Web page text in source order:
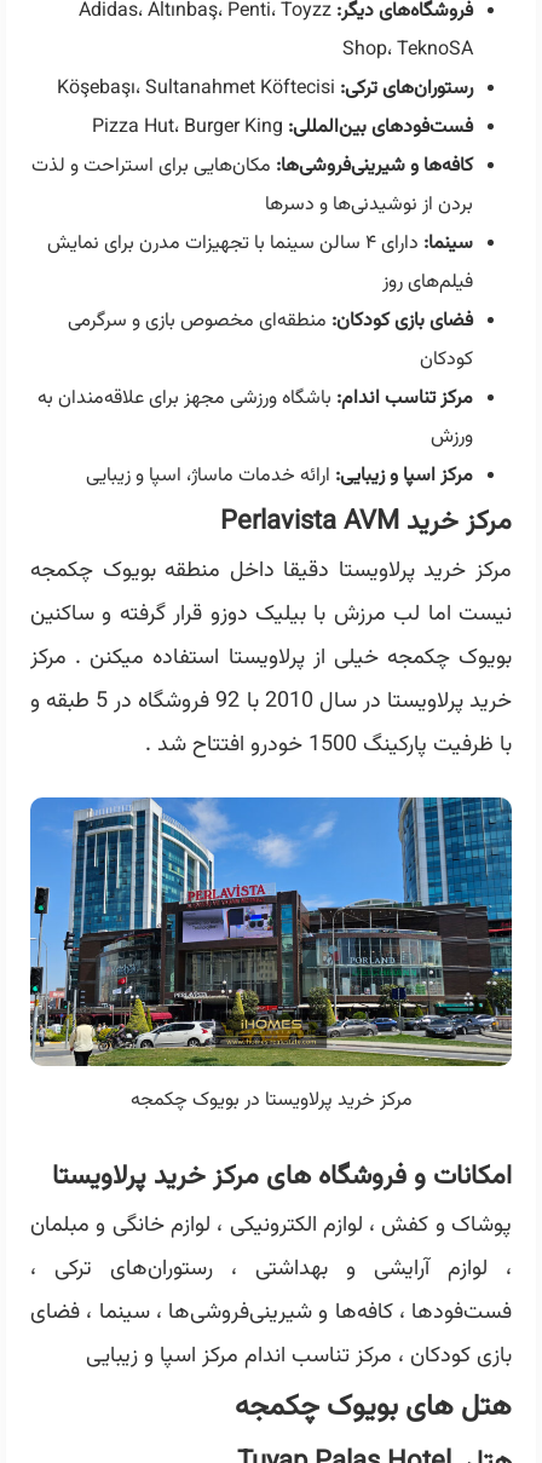
فروشگاه‌های دیگر: Adidas، Altınbaş، Penti، Toyzz
Shop، TeknoSA
رستوران‌های ترکی: Köşebaşı، Sultanahmet Köftecisi
فست‌فودهای بین‌المللی: Pizza Hut، Burger King
کافه‌ها و شیرینی‌فروشی‌ها: مکان‌هایی برای استراحت و لذت
بردن از نوشیدنی‌ها و دسرها
سینما:
دارای ۴ سالن سینما با تجهیزات مدرن برای نمایش
فیلم‌های روز
فضای بازی کودکان: منطقه‌ای مخصوص بازی و سرگرمی
کودکان
مرکز تناسب اندام: باشگاه ورزشی مجهز برای علاقه‌مندان به
ورزش
مرکز اسپا و زیبایی: ارائه خدمات ماساژ، اسپا و زیبایی
مرکز خرید Perlavista AVM
مرکز خرید پرلاویستا دقیقا داخل منطقه بویوک چکمجه
نیست اما لب مرزش با بیلیک دوزو قرار گرفته و ساکنین
بویوک چکمجه خیلی از پرلاویستا استفاده میکنن . مرکز
خرید پرلاویستا در سال 2010 با 92 فروشگاه در 5 طبقه و
با ظرفیت پارکینگ 1500 خودرو افتتاح شد .
مرکز خرید پرلاویستا در بویوک چکمجه
امکانات و فروشگاه های مرکز خرید پرلاویستا
پوشاک و کفش ، لوازم الکترونیکی ، لوازم خانگی و مبلمان
، لوازم آرایشی و بهداشتی ، رستوران‌های ترکی ،
فست‌فودها ، کافه‌ها و شیرینی‌فروشی‌ها ، سینما ، فضای
بازی کودکان ، مرکز تناسب اندام مرکز اسپا و زیبایی
هتل های بویوک چکمجه